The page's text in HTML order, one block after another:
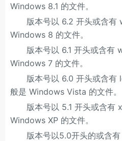
Windows 8.1 的文件。
版本号以 6.2 开头或含有
Windows 8 的文件。
版本号以 6.1 开头或含有
Windows 7 的文件。
版本号以 6.0 开头或含有
般是 Windows Vista 的文件。
版本号以 5.1 开头或含有
Windows XP 的文件。
版本号以5.0开头的或含有